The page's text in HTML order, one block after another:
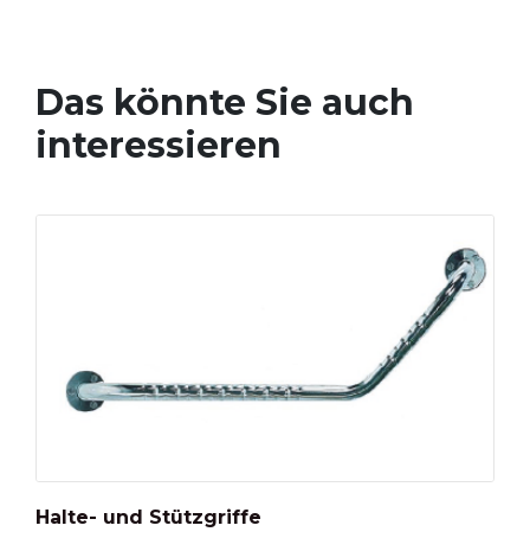
Das könnte Sie auch
interessieren
Halte- und Stützgriffe